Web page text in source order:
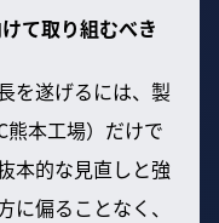
て取り組むべき
を遂げるには、製
熊本工場）だけで
本的な見直しと強
偏ることなく、